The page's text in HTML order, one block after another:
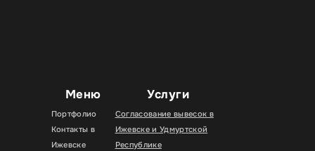
Меню
Портфолио
Контакты в
Ижевске
Услуги
Согласование вывесок в
Ижевске и Удмуртской
Республике